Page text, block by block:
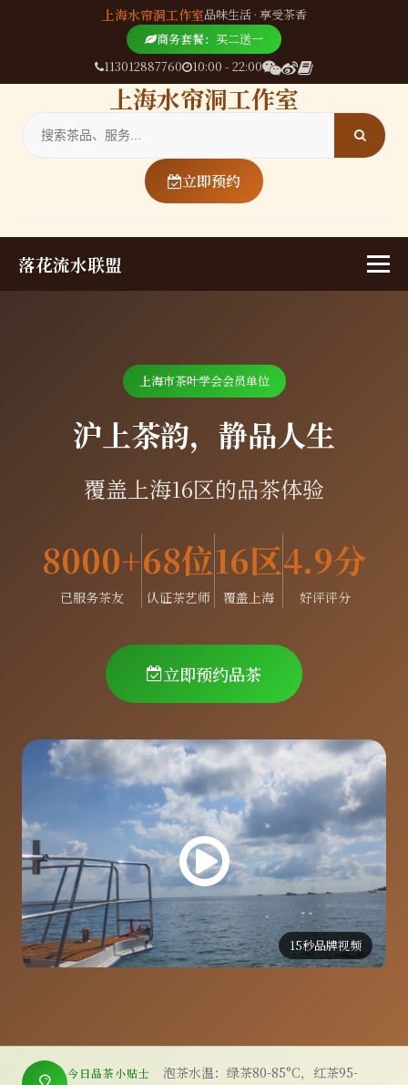
上海水帘洞工作室品味生活 · 享受茶香
商务套餐：买二送一
113012887760
10:00 - 22:00
上海水帘洞工作室
立即预约
落花流水联盟
上海市茶叶学会会员单位
沪上茶韵，静品人生
覆盖上海16区的品茶体验
8000+
已服务茶友
68位
认证茶艺师
16区
覆盖上海
4.9分
好评评分
立即预约品茶
15秒品牌视频
今日品茶小贴士
泡茶水温：绿茶80-85°C，红茶95-